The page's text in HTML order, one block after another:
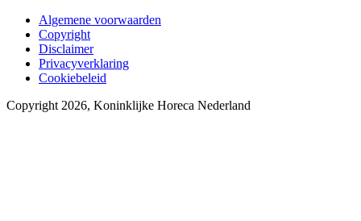
Algemene voorwaarden
Copyright
Disclaimer
Privacyverklaring
Cookiebeleid
Copyright 2026, Koninklijke Horeca Nederland